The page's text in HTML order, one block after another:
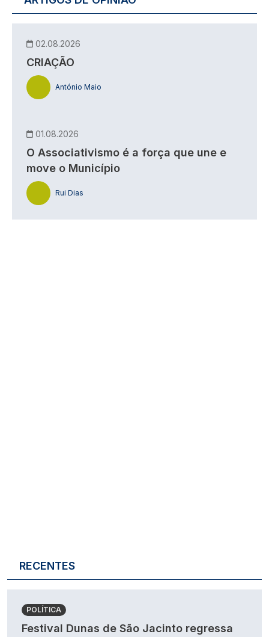
02.08.2026
CRIAÇÃO
António Maio
01.08.2026
O Associativismo é a força que une e
move o Município
Rui Dias
RECENTES
POLÍTICA
Festival Dunas de São Jacinto regressa